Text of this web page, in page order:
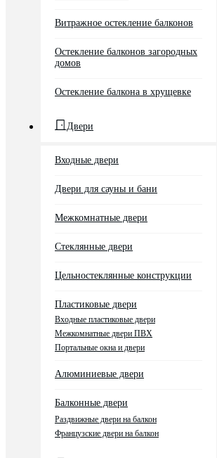
Витражное остекление балконов
Остекление балконов загородных
домов
Остекление балкона в хрущевке
Двери
Входные двери
Двери для сауны и бани
Межкомнатные двери
Стеклянные двери
Цельностеклянные конструкции
Пластиковые двери
Входные пластиковые двери
Межкомнатные двери ПВХ
Портальные окна и двери
Алюминиевые двери
Балконные двери
Раздвижные двери на балкон
Французские двери на балкон